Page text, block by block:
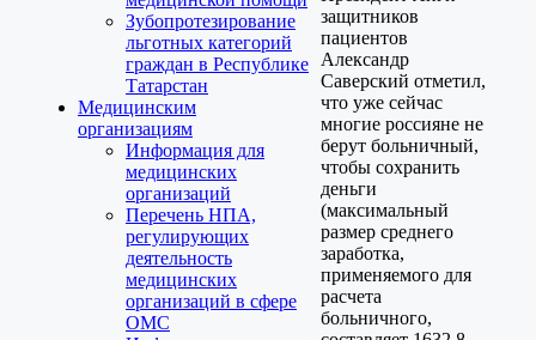
Зубопротезирование
льготных категорий
граждан в Республике
Татарстан
Медицинским
организациям
Информация для
медицинских
организаций
Перечень НПА,
регулирующих
деятельность
медицинских
организаций в сфере
ОМС
защитников
пациентов
Александр
Саверский отметил,
что уже сейчас
многие россияне не
берут больничный,
чтобы сохранить
деньги
(максимальный
размер среднего
заработка,
применяемого для
расчета
больничного,